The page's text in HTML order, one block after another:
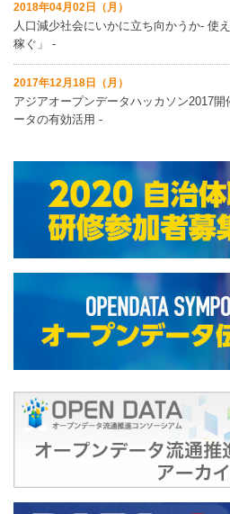
2018年04月02日（月）
人口減少社会にいかに立ち向かうか‐ 使
稼ぐ」 ‐
2017年12月18日（月）
アジアオープンデータハッカソン2017
ータの有効活用 ‐